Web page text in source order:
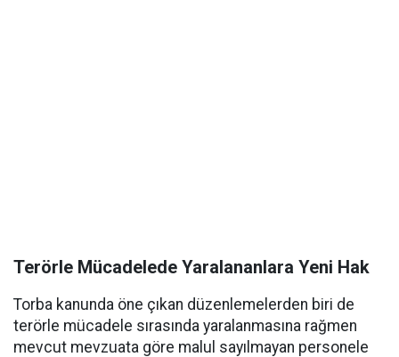
Terörle Mücadelede Yaralananlara Yeni Hak
Torba kanunda öne çıkan düzenlemelerden biri de
terörle mücadele sırasında yaralanmasına rağmen
mevcut mevzuata göre malul sayılmayan personele